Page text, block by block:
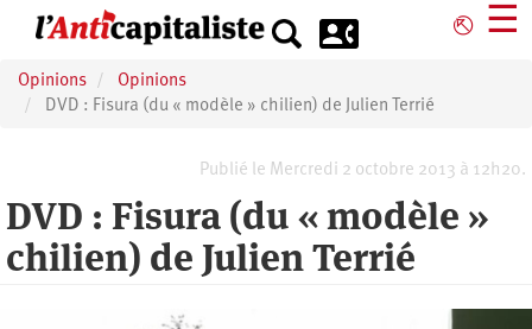
principal
⎋ ☰
Opinions
Opinions
DVD : Fisura (du « modèle » chilien) de Julien Terrié
Publié le Mercredi 2 octobre 2013 à 12h20.
DVD : Fisura (du « modèle »
chilien) de Julien Terrié